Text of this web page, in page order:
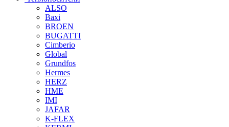
ALSO
Baxi
BROEN
BUGATTI
Cimberio
Global
Grundfos
Hermes
HERZ
HME
IMI
JAFAR
K-FLEX